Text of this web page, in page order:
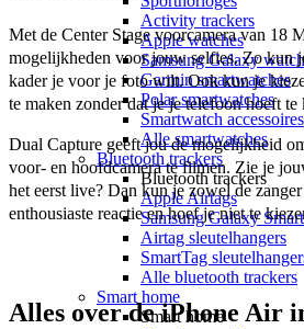
Activity trackers
Apple watches
Samsung Galaxy
Garmin smartwatches
Polar smartwatches
Smartwatch accessoires
Alle smartwatches
Bluetooth trackers
Bluetooth trackers
Apple Airtags
Samsung Galaxy
Airtag sleutelhangers
SmartTag
Alle bluetooth trackers
Smart home
Smart home
Met de Center Stage voorcamera van 18
mogelijkheden voor jouw selfies. Zo kun
kader je voor je foto wilt. Ook kun je
te maken zonder dat je je telefoon hoeft te
Dual Capture geeft jou de mogelijkheid
voor- en hoofdcamera te filmen. Zie je
het eerst live? Dan kun je zowel de
enthousiaste reactie en hoef je niet te
Alles over de iPhone Air